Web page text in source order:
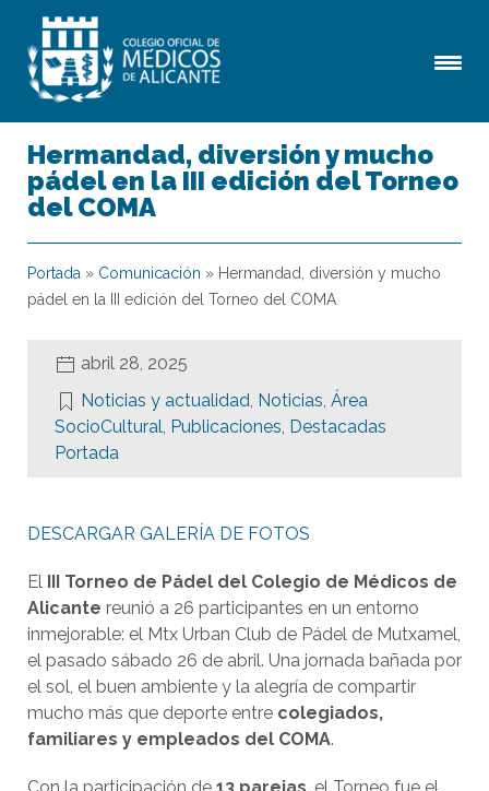
Hermandad, diversión y mucho
pádel en la III edición del Torneo
del COMA
Portada » Comunicación » Hermandad, diversión y mucho
pádel en la III edición del Torneo del COMA
abril 28, 2025
Noticias y actualidad, Noticias, Área
SocioCultural, Publicaciones, Destacadas
Portada
DESCARGAR GALERÍA DE FOTOS
El III Torneo de Pádel del Colegio de Médicos de
Alicante reunió a 26 participantes en un entorno
inmejorable: el Mtx Urban Club de Pádel de Mutxamel,
el pasado sábado 26 de abril. Una jornada bañada por
el sol, el buen ambiente y la alegría de compartir
mucho más que deporte entre colegiados,
familiares y empleados del COMA.